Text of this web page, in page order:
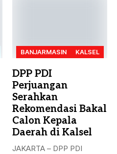
BANJARMASIN KALSEL
DPP PDI
Perjuangan
Serahkan
Rekomendasi Bakal
Calon Kepala
Daerah di Kalsel
JAKARTA – DPP PDI